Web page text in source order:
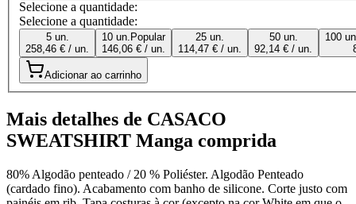
Selecione a quantidade:
Selecione a quantidade:
5 un.
258,46 € / un.
10 un. Popular
146,06 € / un.
25 un.
114,47 € / un.
50 un.
92,14 € / un.
100
Adicionar ao carrinho
Mais detalhes de CASACO
SWEATSHIRT Manga comprida
80% Algodão penteado / 20 % Poliéster. Algodão Penteado
(cardado fino). Acabamento com banho de silicone. Corte justo com